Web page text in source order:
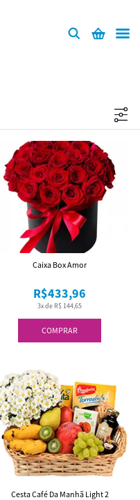
COMPRAR
3x de R$ 144,65
R$433,96
Caixa Box Amor
Cesta Café Da Manhã Light 2